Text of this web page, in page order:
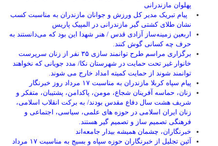
پهلوان مازندرانی
‍ ‍ پیام تبریک مدیر کل ورزش و جوانان مازندران به مناسبت کسب
نشان طلای کشتی گیر مازندرانی در المپیک پاریس
اربعین زمینه‌ساز آزادی قدس / هنر شهدا این بود که می‌دانستند به
حرف چه کسانی گوش کنند.
برگزاری مراسم طرح توانمند سازی ۳۵ نفر از زنان سرپرست
خانوار غیر تحت حمایت در شهرستان نکا/ مدد جویانی که نخواهند
توانمند شوند از حمایت کمیته امداد خارج می شوند.
پیام سپاه کربلا مازندران به مناسبت ۱۷ مرداد روز خبرنگار
زنان، حماسه آفرینان شجاع، مومن، پاکدامن، پشتیبان، متفکر و
شریف هشت سال دفاع مقدس بودند/ به برکت انقلاب اسلامی،
زنان ایران اسلامی در حوزه های علمی، سیاسی، اجتماعی و
فرهنگی تصمیم ساز و تصمیم گیر هستند.
خبرنگاران، چشمان همیشه بیدار جامعه‌اند
آئین تجلیل از خبرنگاران حوزه سپاه و بسیج به مناسبت ۱۷ مرداد